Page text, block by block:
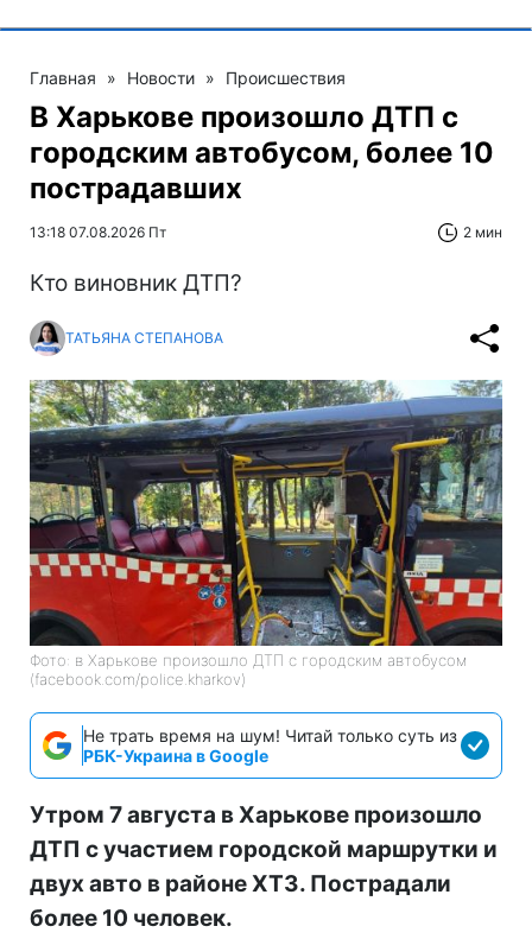
Главная » Новости » Происшествия
В Харькове произошло ДТП с
городским автобусом, более 10
пострадавших
13:18 07.08.2026 Пт 2 мин
Кто виновник ДТП?
ТАТЬЯНА СТЕПАНОВА
Фото: в Харькове произошло ДТП с городским автобусом
(facebook.com/police.kharkov)
Не трать время на шум! Читай только суть из
РБК-Украина в Google
Утром 7 августа в Харькове произошло
ДТП с участием городской маршрутки и
двух авто в районе ХТЗ. Пострадали
более 10 человек.